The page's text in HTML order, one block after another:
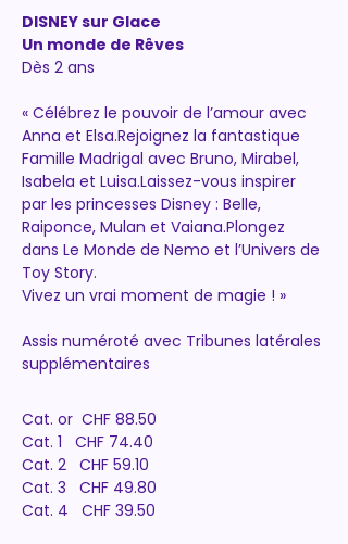
DISNEY sur Glace
Un monde de Rêves
Dès 2 ans
« Célébrez le pouvoir de l’amour avec
Anna et Elsa.Rejoignez la fantastique
Famille Madrigal avec Bruno, Mirabel,
Isabela et Luisa.Laissez-vous inspirer
par les princesses Disney : Belle,
Raiponce, Mulan et Vaiana.Plongez
dans Le Monde de Nemo et l’Univers de
Toy Story.
Vivez un vrai moment de magie ! »
Assis numéroté avec Tribunes latérales
supplémentaires
Cat. or  CHF 88.50
Cat. 1   CHF 74.40
Cat. 2   CHF 59.10
Cat. 3   CHF 49.80
Cat. 4   CHF 39.50